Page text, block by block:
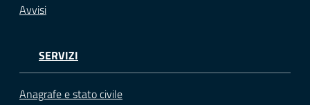
Avvisi
SERVIZI
Anagrafe e stato civile